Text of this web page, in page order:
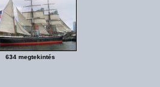
634 megtekintés